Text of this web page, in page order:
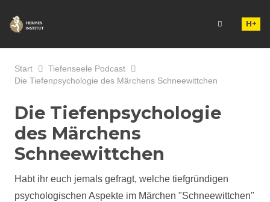
H+
Start
Tiefenseele Podcast
Die Tiefenpsychologie des Märchens Schneewittchen
Die Tiefenpsychologie
des Märchens
Schneewittchen
Habt ihr euch jemals gefragt, welche tiefgründigen
psychologischen Aspekte im Märchen "Schneewittchen"